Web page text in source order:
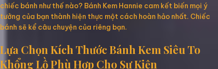
chiếc bánh như thế nào? Bánh Kem Hannie cam kết biến mọi ý
tưởng của bạn thành hiện thực một cách hoàn hảo nhất. Chiếc
bánh sẽ kể câu chuyện của riêng bạn.
Lựa Chọn Kích Thước Bánh Kem Siêu To
Khổng Lồ Phù Hợp Cho Sự Kiện